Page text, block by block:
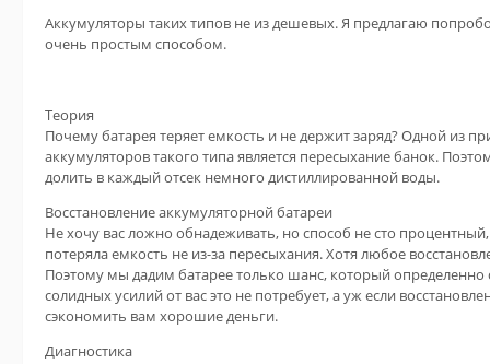
Аккумуляторы таких типов не из дешевых. Я предлагаю
очень простым способом.
Теория
Почему батарея теряет емкость и не держит заряд? Одной из
аккумуляторов такого типа является пересыхание банок.
долить в каждый отсек немного дистиллированной воды.
Восстановление аккумуляторной батареи
Не хочу вас ложно обнадеживать, но способ не сто
потеряла емкость не из-за пересыхания. Хотя любое
Поэтому мы дадим батарее только шанс, который определенно
солидных усилий от вас это не потребует, а уж если
сэкономить вам хорошие деньги.
Диагностика